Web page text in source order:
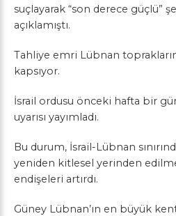
suçlayarak “son derece güçlü”
açıklamıştı.
Tahliye emri Lübnan
kapsıyor.
İsrail ordusu önceki hafta bir
uyarısı yayımladı.
Bu durum, İsrail-Lübnan
yeniden kitlesel yerinden edilme
endişeleri artırdı.
Güney Lübnan’ın en büyük